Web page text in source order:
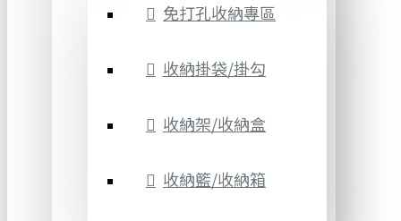
免打孔收納專區
收納掛袋/掛勾
收納架/收納盒
收納籃/收納箱